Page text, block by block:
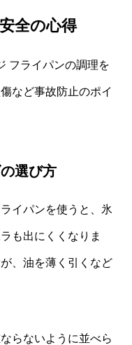
全の心得
フライパンの調理を
など事故防止のポイ
選び方
イパンを使うと、氷
も出にくくなりま
、油を薄く引くなど
らないように並べら